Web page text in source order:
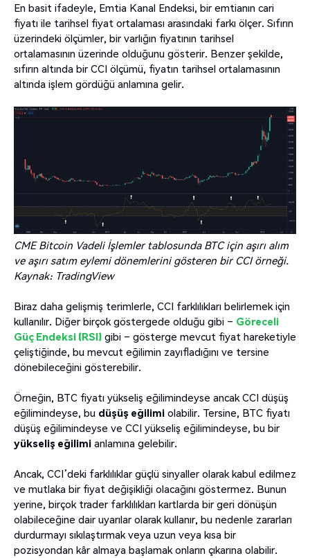
En basit ifadeyle, Emtia Kanal Endeksi, bir emtianın cari
fiyatı ile tarihsel fiyat ortalaması arasındaki farkı ölçer. Sıfırın
üzerindeki ölçümler, bir varlığın fiyatının tarihsel
ortalamasının üzerinde olduğunu gösterir. Benzer şekilde,
sıfırın altında bir CCI ölçümü, fiyatın tarihsel ortalamasının
altında işlem gördüğü anlamına gelir.
CME Bitcoin Vadeli İşlemler tablosunda BTC için aşırı alım
ve aşırı satım eylemi dönemlerini gösteren bir CCI örneği.
Kaynak: TradingView
Biraz daha gelişmiş terimlerle, CCI farklılıkları belirlemek için
kullanılır. Diğer birçok göstergede olduğu gibi – Göreceli
Güç Endeksi (RSI) gibi – gösterge mevcut fiyat hareketiyle
çeliştiğinde, bu mevcut eğilimin zayıfladığını ve tersine
dönebileceğini gösterebilir.
Örneğin, BTC fiyatı yükseliş eğilimindeyse ancak CCI düşüş
eğilimindeyse, bu düşüş eğilimi olabilir. Tersine, BTC fiyatı
düşüş eğilimindeyse ve CCI yükseliş eğilimindeyse, bu bir
yükseliş eğilimi anlamına gelebilir.
Ancak, CCI’deki farklılıklar güçlü sinyaller olarak kabul edilmez
ve mutlaka bir fiyat değişikliği olacağını göstermez. Bunun
yerine, birçok trader farklılıkları kartlarda bir geri dönüşün
olabileceğine dair uyarılar olarak kullanır, bu nedenle zararları
durdurmayı sıkılaştırmak veya uzun veya kısa bir
pozisyondan kâr almaya başlamak onların çıkarına olabilir.